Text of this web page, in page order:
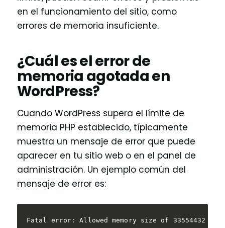
en el funcionamiento del sitio, como
errores de memoria insuficiente.
¿Cuál es el error de
memoria agotada en
WordPress?
Cuando WordPress supera el límite de
memoria PHP establecido, típicamente
muestra un mensaje de error que puede
aparecer en tu sitio web o en el panel de
administración. Un ejemplo común del
mensaje de error es:
Fatal error: Allowed memory size of 33554432